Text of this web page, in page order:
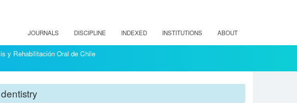
JOURNALS DISCIPLINE INDEXED INSTITUTIONS ABOUT
y Rehabilitación Oral de Chile